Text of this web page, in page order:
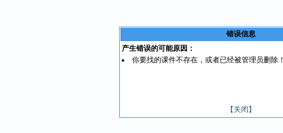
错误信息
产生错误的可能原因：
你要找的课件不存在，或者已经被管理员删除！
【关闭】